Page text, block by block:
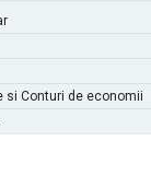
si Conturi de economii